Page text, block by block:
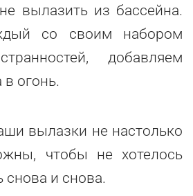
вылазить из бассейна.
со своим набором
добавляем
огонь.
вылазки не настолько
чтобы не хотелось
снова и снова.